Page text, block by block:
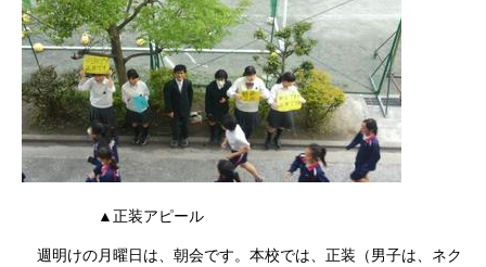
▲正装アピール
週明けの月曜日は、朝会です。本校では、正装（男子は、ネク